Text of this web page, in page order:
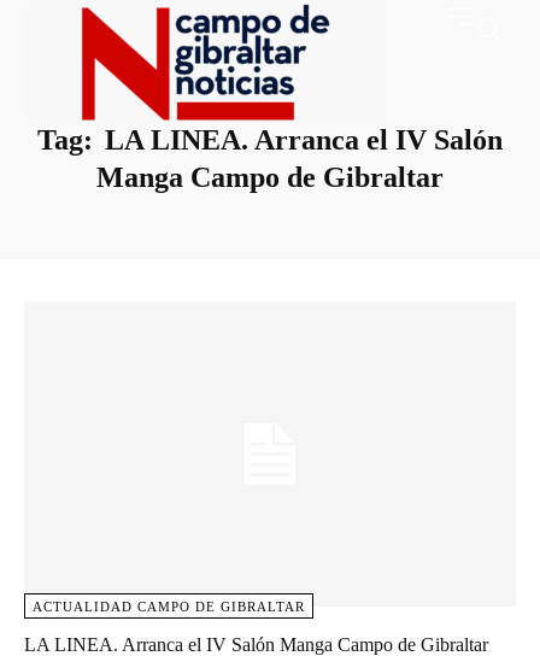
Tag: LA LINEA. Arranca el IV Salón
Manga Campo de Gibraltar
ACTUALIDAD CAMPO DE GIBRALTAR
LA LINEA. Arranca el IV Salón Manga Campo de Gibraltar